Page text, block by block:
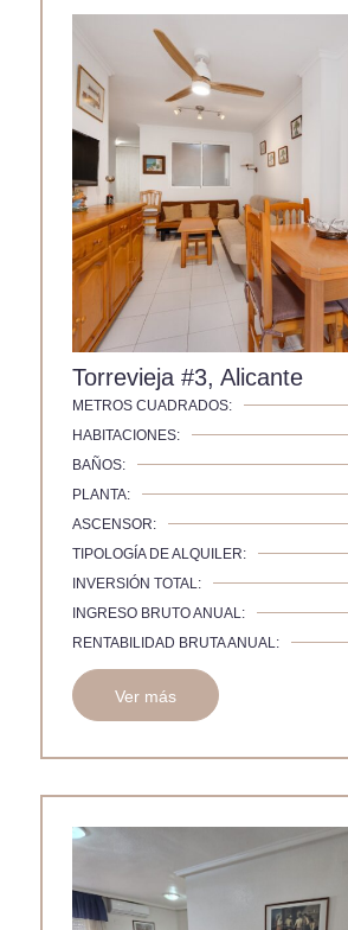
Torrevieja #3, Alicante
METROS CUADRADOS:
HABITACIONES:
BAÑOS:
PLANTA:
ASCENSOR:
TIPOLOGÍA DE ALQUILER:
INVERSIÓN TOTAL:
INGRESO BRUTO ANUAL:
RENTABILIDAD BRUTA ANUAL:
Ver más